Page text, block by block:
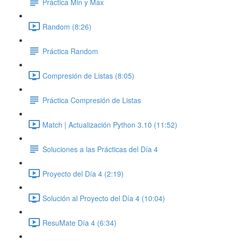
Random (8:26)
Práctica Random
Compresión de Listas (8:05)
Práctica Compresión de Listas
Match | Actualización Python 3.10 (11:52)
Soluciones a las Prácticas del Día 4
Proyecto del Día 4 (2:19)
Solución al Proyecto del Día 4 (10:04)
ResuMate Día 4 (6:34)